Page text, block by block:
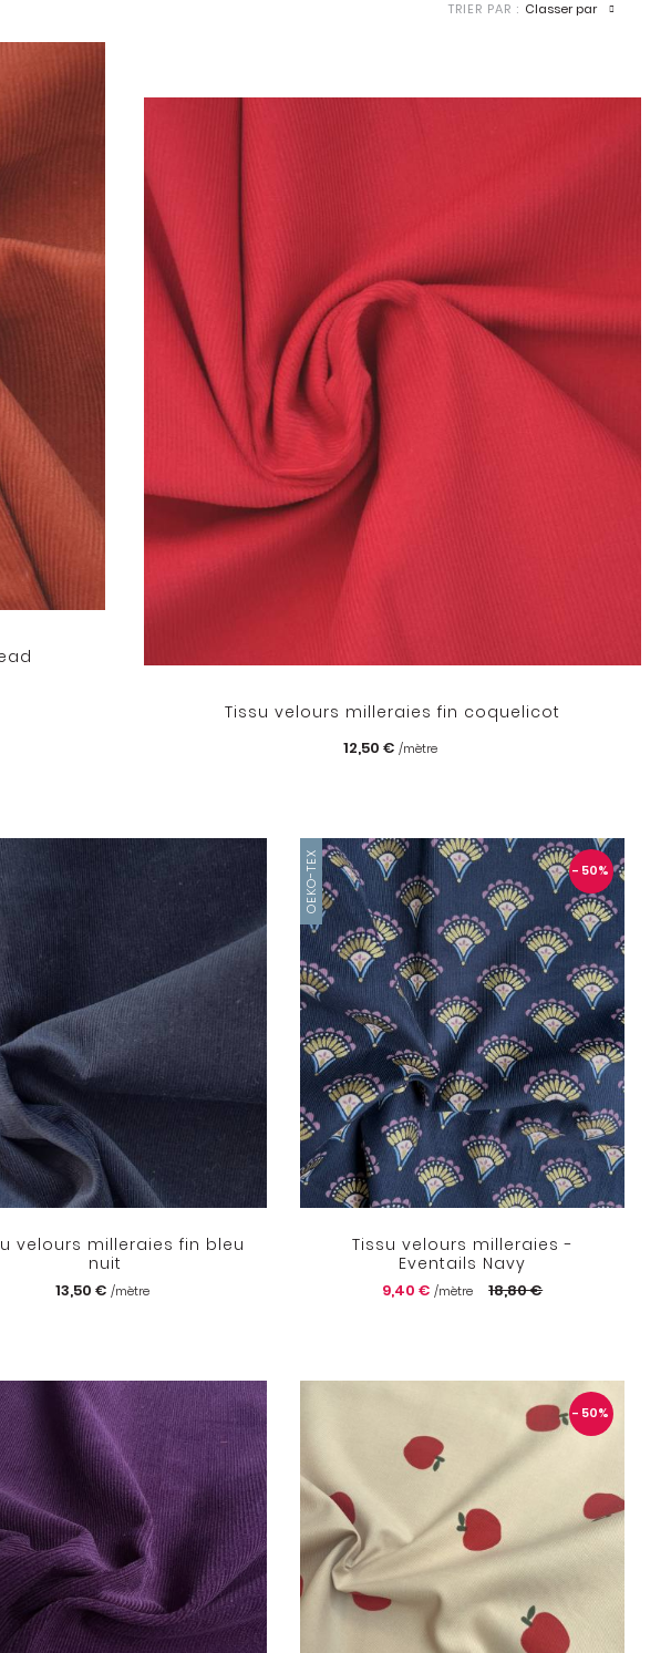
TRIER PAR : Classer par
Tissu velours milleraies fin coquelicot
12,50 € /mètre
velours milleraies fin bleu
nuit
13,50 €/mètre
OEKO-TEX - 50%
Tissu velours milleraies -
Eventails Navy
9,40 €/mètre 18,80 €
- 50%